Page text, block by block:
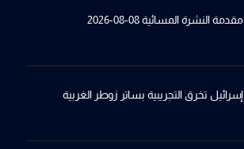
مقدمة النشرة المسائية 08-08-2026
إسرائيل تخرِق التجريبية بساترِ زوطر الغربية